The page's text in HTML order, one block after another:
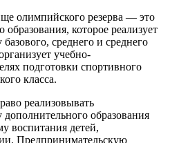
олимпийского резерва — это
которое реализует
среднего и среднего
учебно-
подготовки спортивного
класса.
реализовывать
образования
воспитания детей,
Предпринимательскую